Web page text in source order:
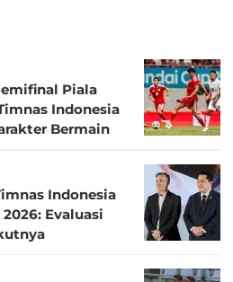
Piala
Indonesia
Bermain
Indonesia
Evaluasi